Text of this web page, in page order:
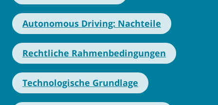
Autonomous Driving: Nachteile
Rechtliche Rahmenbedingungen
Technologische Grundlage